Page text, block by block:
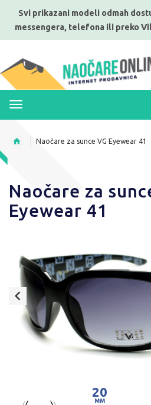
Svi prikazani modeli odmah
messengera, telefona ili preko
Naočare za sunce VG Eyewear 41
Naočare za
Eyewear 41
20
MM